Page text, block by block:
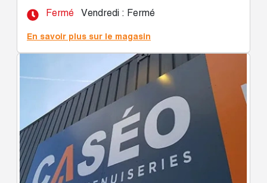
Fermé Vendredi : Fermé
En savoir plus sur le magasin